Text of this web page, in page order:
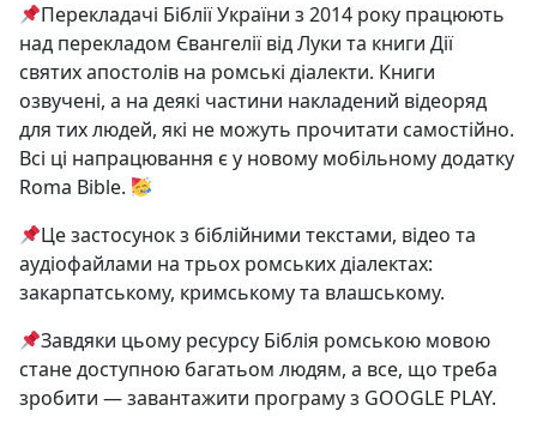
Перекладачі Біблії України з 2014 року працюють
над перекладом Євангелії від Луки та книги Дії
святих апостолів на ромські діалекти. Книги
озвучені, а на деякі частини накладений відеоряд
для тих людей, які не можуть прочитати самостійно.
Всі ці напрацювання є у новому мобільному додатку
Roma Bible.
Це застосунок з біблійними текстами, відео та
аудіофайлами на трьох ромських діалектах:
закарпатському, кримському та влашському.
Завдяки цьому ресурсу Біблія ромською мовою
стане доступною багатьом людям, а все, що треба
зробити — завантажити програму з GOOGLE PLAY.